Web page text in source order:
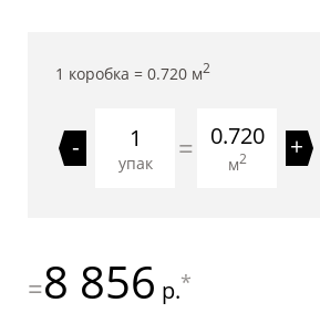
1 коробка = 0.720 м2
-
упак = 0.720
м2 +
=8 856 р.*